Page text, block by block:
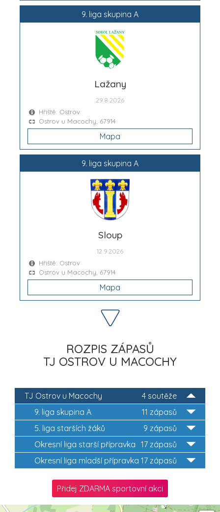
9. liga skupina A
Lažany
29.8.2026
Hřiště: Ostrov
Ostrov u Macochy, 67914
Mapa
9. liga skupina A
Sloup
12.9.2026
Hřiště: Ostrov
Ostrov u Macochy, 67914
Mapa
ROZPIS ZÁPASŮ
TJ OSTROV U MACOCHY
4 soutěže
TJ Ostrov u Macochy
11 zápasů
9. liga skupina A
9 zápasů
5. liga starších žáků
17 zápasů
Okresní liga starší přípravka
17 zápasů
Okresní liga mladší přípravka
Přidej ZDARMA sportovní akci